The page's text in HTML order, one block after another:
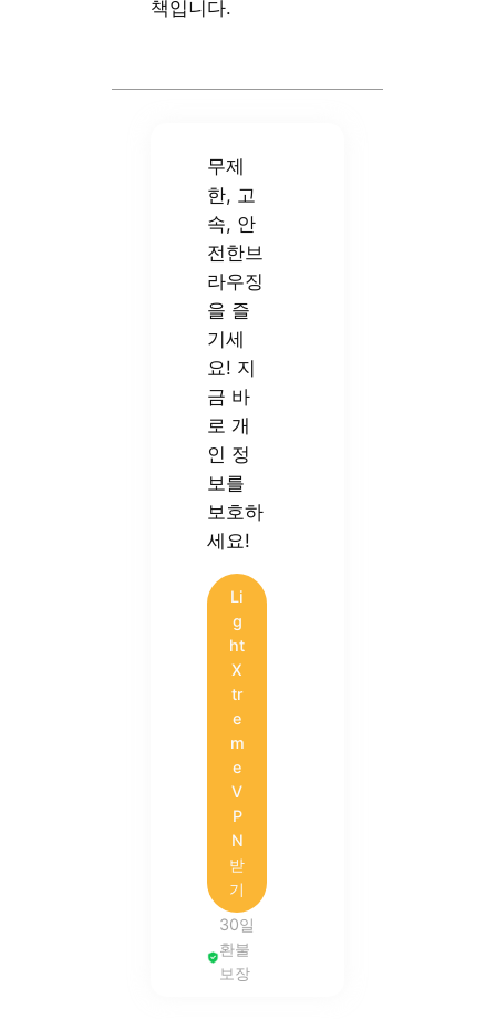
책입니다.
무제
한, 고
속, 안
전한브
라우징
을 즐
기세
요! 지
금 바
로 개
인 정
보를
보호하
세요!
Li
g
ht
X
tr
e
m
e
V
P
N
받
기
30일
환불
보장